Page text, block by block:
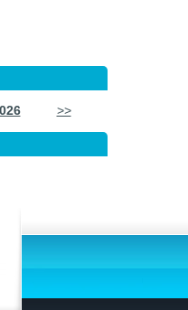
>>